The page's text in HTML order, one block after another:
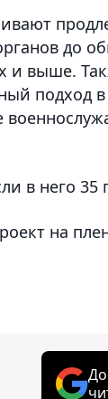
до
и выше.
подход
в него 35
на